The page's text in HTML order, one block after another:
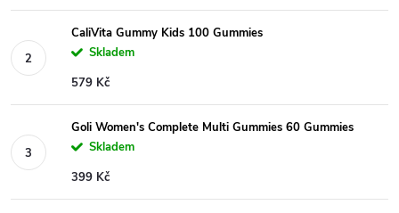
CaliVita Gummy Kids 100 Gummies
Skladem
579 Kč
Goli Women's Complete Multi Gummies 60 Gummies
Skladem
399 Kč